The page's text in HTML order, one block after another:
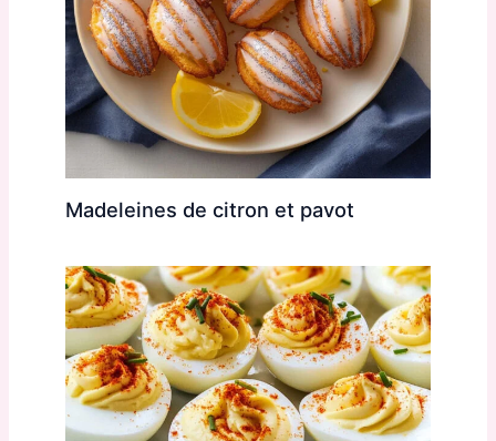
Madeleines de citron et pavot